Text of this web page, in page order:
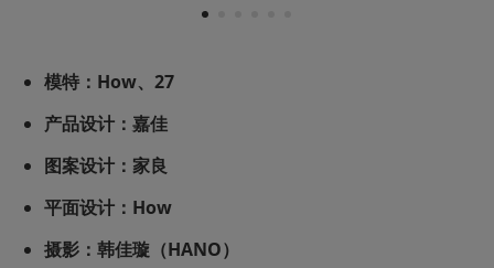
1
模特：How、27
产品设计：嘉佳
图案设计：家良
平面设计：How
摄影：韩佳璇（HANO）